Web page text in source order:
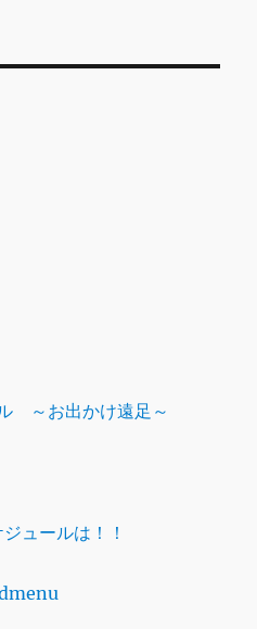
～お出かけ遠足～
ュールは！！